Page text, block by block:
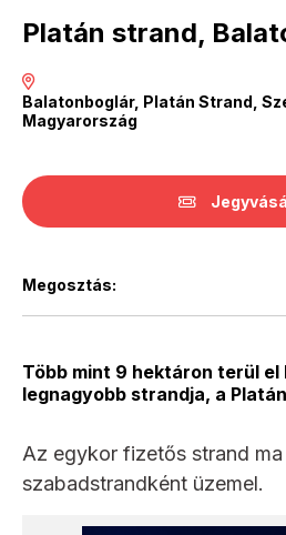
Platán strand,
Balatonboglár, Platán Strand,
Magyarország
Megosztás:
Több mint 9 hektáron terül el
legnagyobb strandja, a
Az egykor fizetős strand ma
szabadstrandként üzemel.